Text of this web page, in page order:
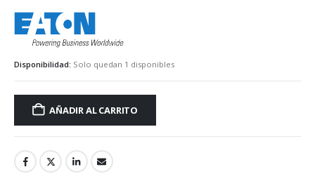
Disponibilidad: Solo quedan 1 disponibles
AÑADIR AL CARRITO